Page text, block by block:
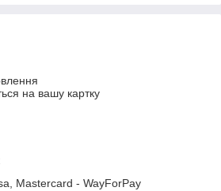
на вашу картку
Mastercard - WayForPay